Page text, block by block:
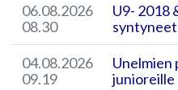
06.08.2026
08.30
U9- 2018
syntyneet
04.08.2026
09.19
Unelmien
junioreille